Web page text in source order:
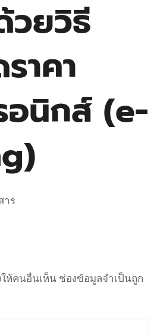
ยวิธี
าคา
อนิกส์ (e-
าร
ห้คนอื่นเห็น ช่องข้อมูลจำเป็นถูก